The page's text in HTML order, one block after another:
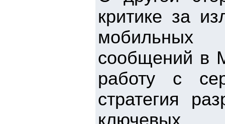
критике за
мобильных
сообщений в
работу с
стратегия